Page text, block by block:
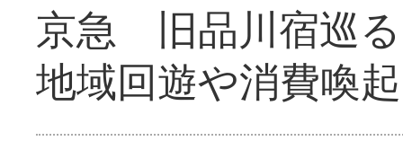
京急 旧品川宿巡
地域回遊や消費喚起